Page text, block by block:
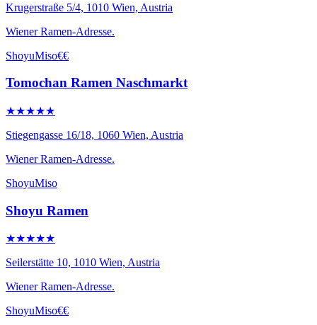
Krugerstraße 5/4, 1010 Wien, Austria
Wiener Ramen-Adresse.
ShoyuMiso€€
Tomochan Ramen Naschmarkt
★★★★★
Stiegengasse 16/18, 1060 Wien, Austria
Wiener Ramen-Adresse.
ShoyuMiso
Shoyu Ramen
★★★★★
Seilerstätte 10, 1010 Wien, Austria
Wiener Ramen-Adresse.
ShoyuMiso€€